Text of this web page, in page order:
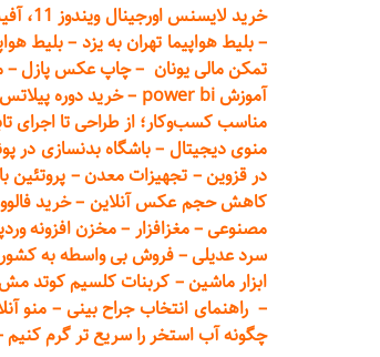
خرید لایسنس اورجینال ویندوز 11، آفیس 365
–بلیط هواپیما تهرانبه یزد –بلیط
تمکن مالی یونان –چاپ عکس پازل–
آموزش power bi
–خرید دورهپیلاتس
مناسب کسب‌وکار؛ از طراحی تا اجرای
منوی دیجیتال –باشگاه بدنسازی در
در قزوین– تجهیزات معدن–پروتئین
کاهش حجم عکس آنلاین –خرید
مصنوعی–مغزافزار –مخزن افزونه
سرد عدیلی–فروش بی واسطه به
ابزار ماشین–کربنات کلسیم کوتد مش
–راهنمای انتخاب جراح بینی –منو
چگونه آب استخر را سریع تر گرم کنیم